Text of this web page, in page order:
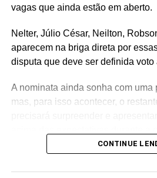
vagas que ainda estão em aberto.
Nelter, Júlio César, Neilton,
aparecem na briga direta por
disputa que deve ser definida voto
A nominata ainda sonha com uma
mas, para isso acontecer, o
Teoricamente, Kleber Rodrigues e
Allyson Bezerra, pré-candidato ao
CONTINUE